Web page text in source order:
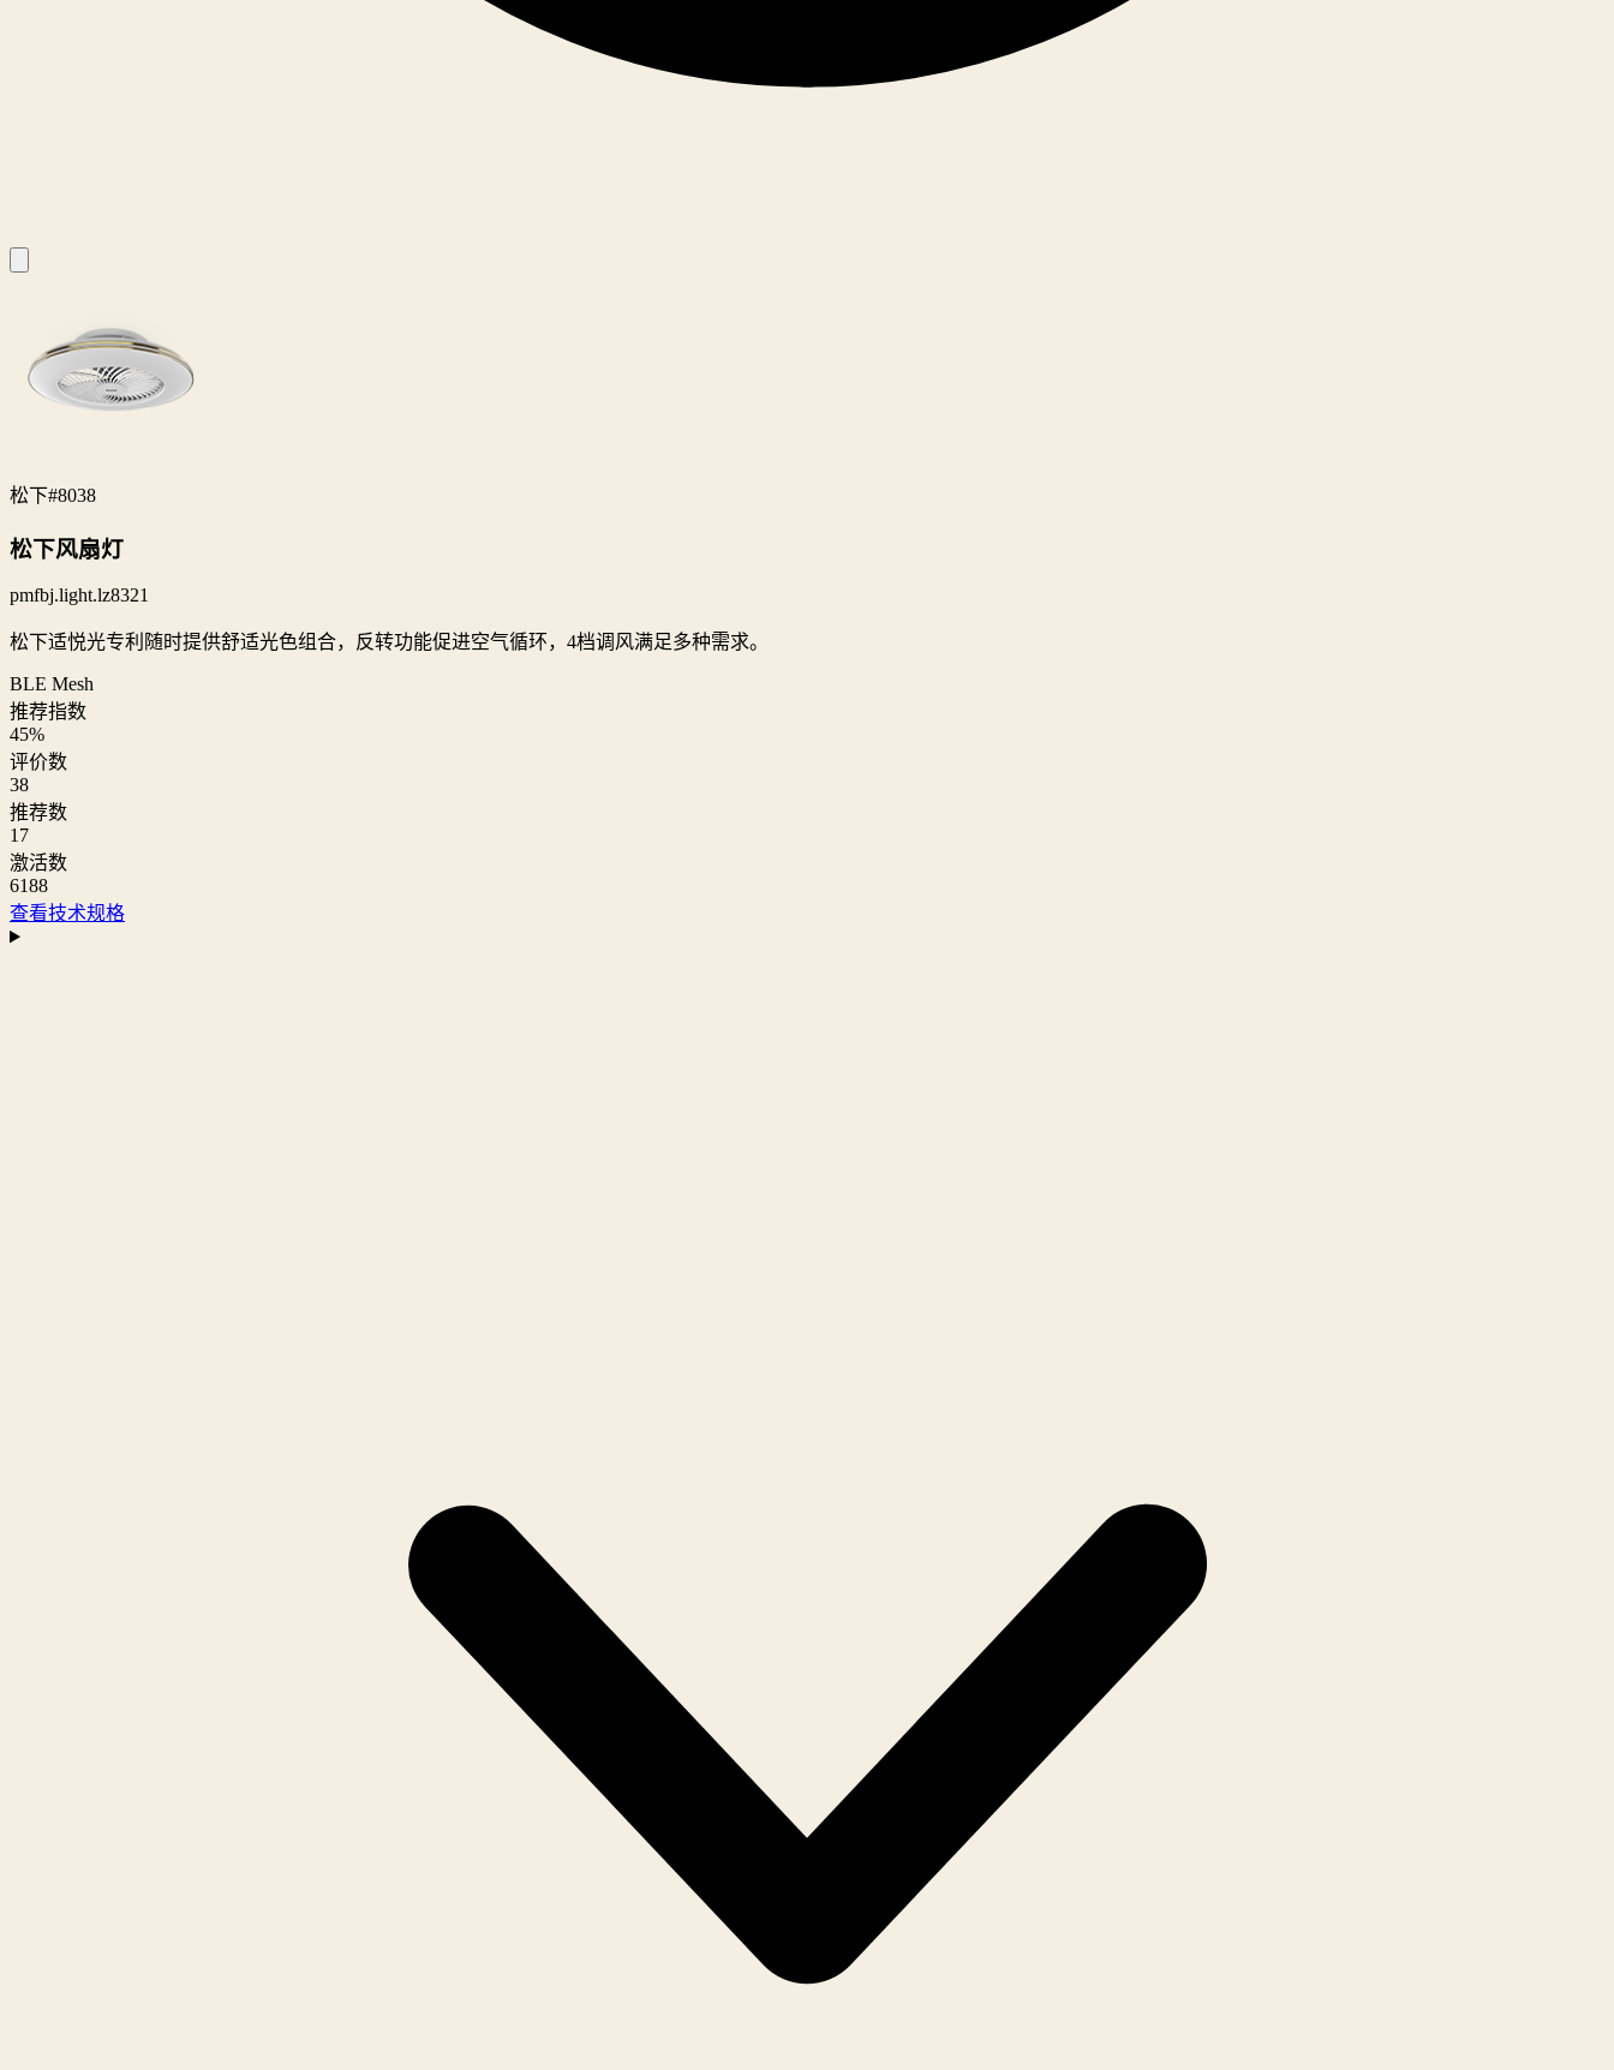
松下#8038
松下风扇灯
pmfbj.light.lz8321
松下适悦光专利随时提供舒适光色组合，反转功能促进空气循环，4档调风满足多种需求。
BLE Mesh
推荐指数
45%
评价数
38
推荐数
17
激活数
6188
查看技术规格